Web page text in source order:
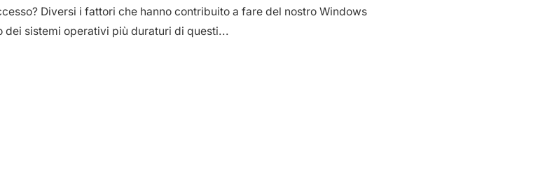
Diversi i fattori che hanno contribuito a fare del nostro Windows
sistemi operativi più duraturi di questi...